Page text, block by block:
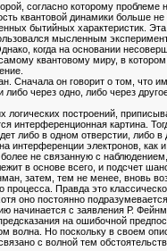
согласно которому
квантовой динамики больше
бытийных характеристик.
мысленным
когда на основании
квантовому миру, в
Сначала он говорит о том, что
через одно, либо через
построений,
картина.
либо в одном отверстии, либо
электронов, как
не связанную с
в основе всего, и подсчет
затем, тем не менее, вновь
процесса. Правда это
оно постоянно подразумевается.
с заявления Р.
на ошибочной
волна. Но поскольку в своем
с волной тем